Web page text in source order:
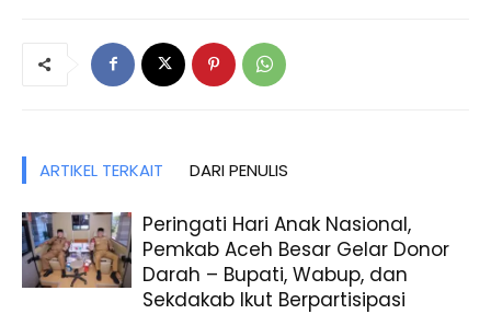
ARTIKEL TERKAIT DARI PENULIS
Peringati Hari Anak Nasional,
Pemkab Aceh Besar Gelar Donor
Darah – Bupati, Wabup, dan
Sekdakab Ikut Berpartisipasi